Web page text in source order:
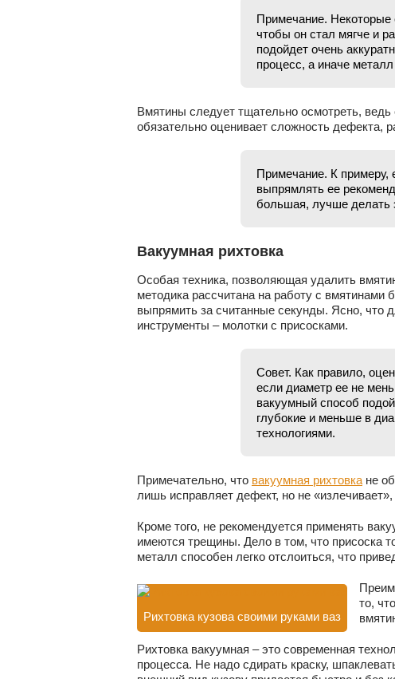
Примечание. Некоторые
чтобы он стал мягче и
подойдет очень
процесс, а иначе
Вмятины следует тщательно осмотреть,
обязательно оценивает сложность дефекта,
Примечание. К примеру,
выпрямлять ее
большая, лучше делать
Вакуумная рихтовка
Особая техника, позволяющая удалить
методика рассчитана на работу с
выпрямить за считанные секунды. Ясно, что
инструменты – молотки с присосками.
Совет. Как правило,
если диаметр ее не
вакуумный способ
глубокие и меньше в
технологиями.
Примечательно, что вакуумная рихтовка не
лишь исправляет дефект, но не «излечивает»,
Кроме того, не рекомендуется применять
имеются трещины. Дело в том, что присоска
металл способен легко отслоиться, что
Рихтовка кузова своими руками ваз
то,
Рихтовка вакуумная – это современная
процесса. Не надо сдирать краску,